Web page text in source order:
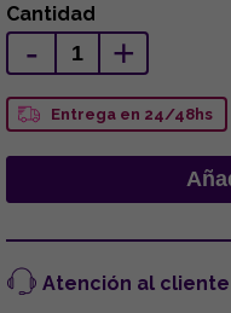
Cantidad
- +
Entrega en 24/48hs
Atención al